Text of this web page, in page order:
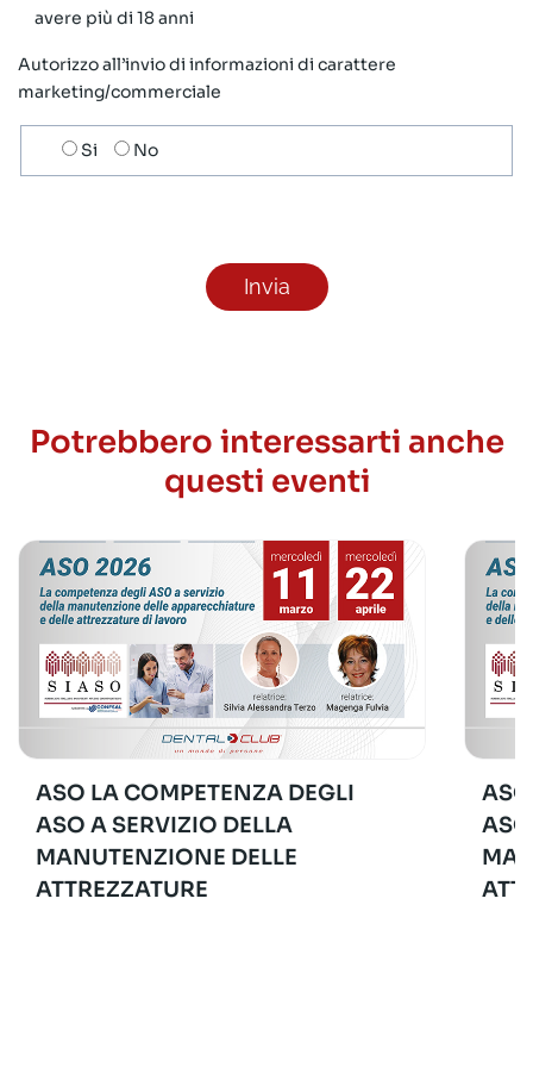
avere più di 18 anni
Autorizzo all’invio di informazioni di carattere
marketing/commerciale
Scelta
invio
Si No
Potrebbero interessarti anche
questi eventi
ASO LA COMPETENZA DEGLI
ASO A SERVIZIO DELLA
MANUTENZIONE DELLE
ATTREZZATURE